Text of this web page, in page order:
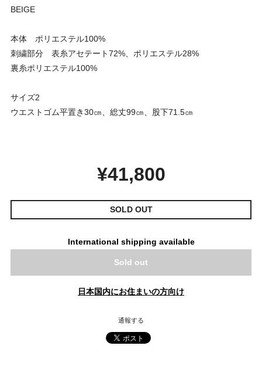
BEIGE
本体 ポリエステル100%
刺繍部分 表糸アセテート72%、ポリエステル28%
裏糸ポリエステル100%
サイズ2
ウエストゴム平置き30㎝、総丈99㎝、股下71.5㎝
¥41,800
SOLD OUT
International shipping available
Sold out
日本国内にお住まいの方向け
通報する